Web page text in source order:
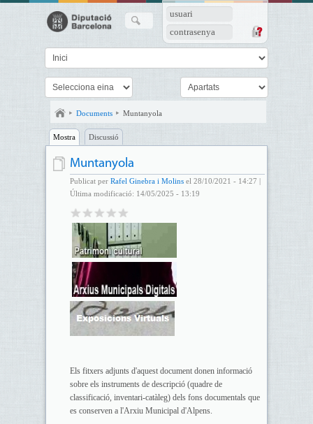
usuari
contrasenya
Documents Muntanyola
Mostra Discussió
Muntanyola
Publicat per Rafel Ginebra i Molinsel 28/10/2021 - 14:27 |
Última modificació: 14/05/2025 - 13:19
Els fitxers adjunts d'aquest document donen informació
sobre els instruments de descripció (quadre de
classificació, inventari-catàleg) dels fons documentals que
es conserven a l'Arxiu Municipal d'Alpens.